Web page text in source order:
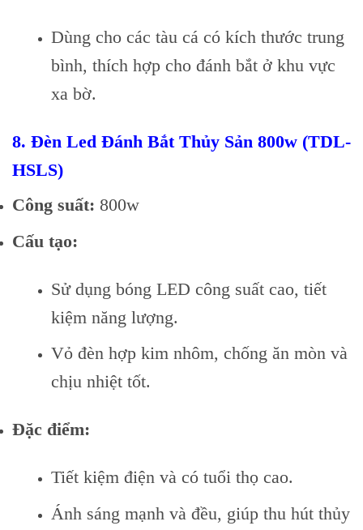
Dùng cho các tàu cá có kích thước trung
bình, thích hợp cho đánh bắt ở khu vực
xa bờ.
8. Đèn Led Đánh Bắt Thủy Sản 800w (TDL-
HSLS)
Công suất: 800w
Cấu tạo:
Sử dụng bóng LED công suất cao, tiết
kiệm năng lượng.
Vỏ đèn hợp kim nhôm, chống ăn mòn và
chịu nhiệt tốt.
Đặc điểm:
Tiết kiệm điện và có tuổi thọ cao.
Ánh sáng mạnh và đều, giúp thu hút thủy